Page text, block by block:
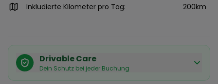
Inkludierte Kilometer pro Tag: 200km
Drivable Care
Dein Schutz bei jeder Buchung